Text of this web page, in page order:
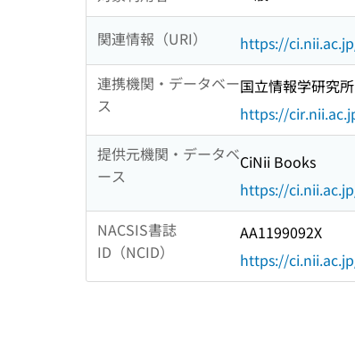
関連情報（URI）
https://
連携機関・データベー
ス
国立情報学研究
https://
提供元機関・データベ
ース
CiNii Books
https://
NACSIS書誌
ID（NCID）
AA1199092X
https://